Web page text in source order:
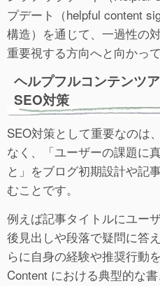
プデート（helpful content
構造）を通じて、一過性の
重要視する方向へと向かって
ヘルプフルコンテンツ
SEO対策
SEO対策として重要なのは
なく、「ユーザーの課題に
と」をブログ初期設計や記
むことです。
例えば記事タイトルにユー
後見出しや段落で疑問に答
らに自身の経験や推奨行動
Content における典型的な